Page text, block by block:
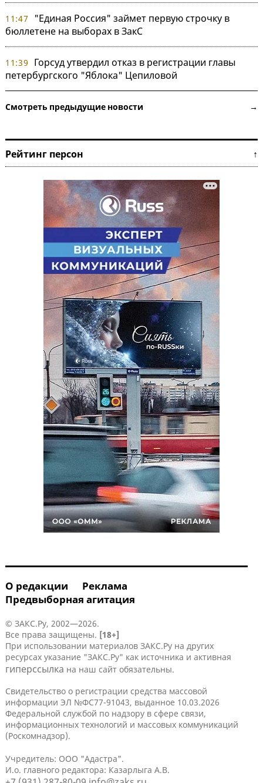
11:47
"Единая Россия" займет первую строчку в
бюллетене на выборах в ЗакС
11:39
Горсуд утвердил отказ в регистрации главы
петербургского "Яблока" Цепиловой
Смотреть предыдущие новости →
Рейтинг персон ↑
О редакции
Реклама
Предвыборная агитация
© ЗАКС.Ру, 2002—2026.
Все права защищены. [18+]
При использовании материалов ЗАКС.Ру на других
ресурсах указание "ЗАКС.Ру" как источника и активная
гиперссылка на наш сайт обязательны.
Свидетельство о регистрации средства массовой
информации ЭЛ №ФС77-91043, выданное 10.03.2026
Федеральной службой по надзору в сфере связи,
информационных технологий и массовых коммуникаций
(Роскомнадзор).
Учредитель: ООО "Адастра".
И.о. главного редактора: Казарлыга А.В.